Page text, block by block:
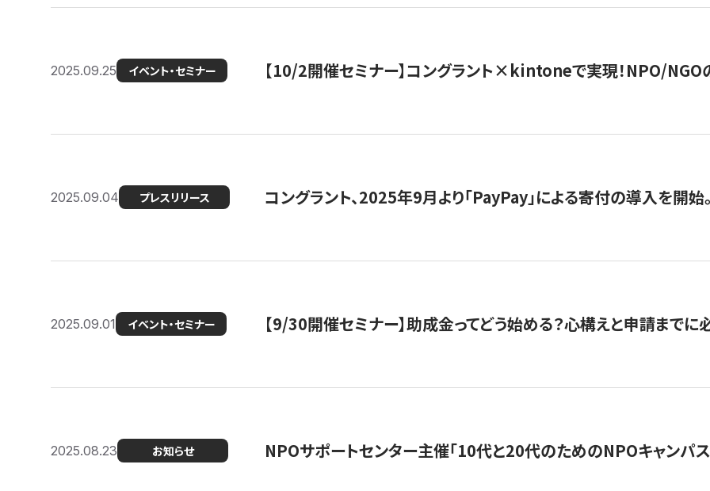
2025.09.25 イベント・セミナー 【10/2開催セミナー】コングラント×kintoneで実現！NPO/NGO
2025.09.04 プレスリリース コングラント、2025年9月より「PayPay」による寄付の導入を開始
2025.09.01 イベント・セミナー 【9/30開催セミナー】助成金ってどう始める？心構えと申請まで
2025.08.23 お知らせ NPOサポートセンター主催「10代と20代のためのNPOキャンパ